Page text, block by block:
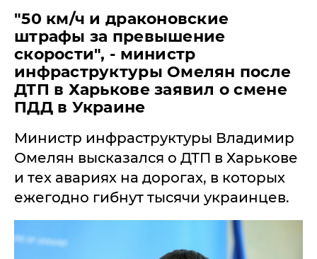
"50 км/ч и драконовские
штрафы за превышение
скорости", - министр
инфраструктуры Омелян после
ДТП в Харькове заявил о смене
ПДД в Украине
Министр инфраструктуры Владимир
Омелян высказался о ДТП в Харькове
и тех авариях на дорогах, в которых
ежегодно гибнут тысячи украинцев.